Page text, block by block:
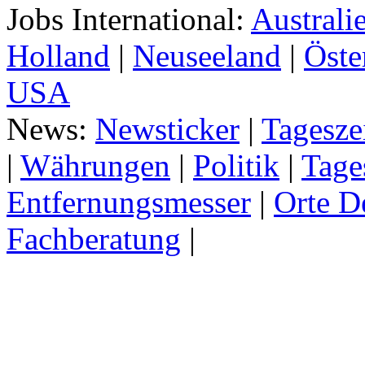
Jobs International:
Holland | Neuseeland |
USA
News: Newsticker |
| Währungen | Politik |
Entfernungsmesser | Orte
Fachberatung |